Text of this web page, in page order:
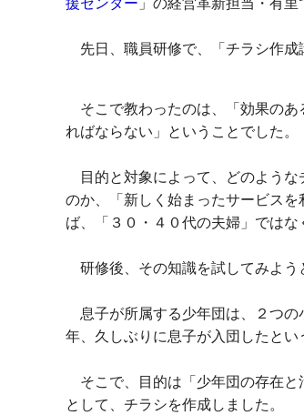
先日、職員研修で、「チラシ作成
そこで教わったのは、「効果のあ
ればならない」ということでした。
目的と対象によって、どのような
のか、「新しく始まったサービス
ば、「３０・４０代の夫婦」ではな
研修後、その知識を試してみよう
息子が所属する少年団は、２つの
年、久しぶりに息子が入団したとい
そこで、目的は「少年団の存在と
として、チラシを作成しました。